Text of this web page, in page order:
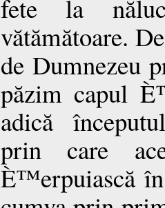
fete la
vătămătoare.
de Dumnezeu
păzim capul
adică
prin care
È™erpuiască